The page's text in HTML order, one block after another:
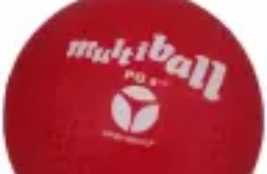
Passion Volley
Techniques et Astuces
Passion & Engagement
au VolleyEntraînement et Coaching